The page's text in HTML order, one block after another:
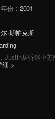
年份： 2001
·斯帕克斯
Justin从昏迷中
细 >